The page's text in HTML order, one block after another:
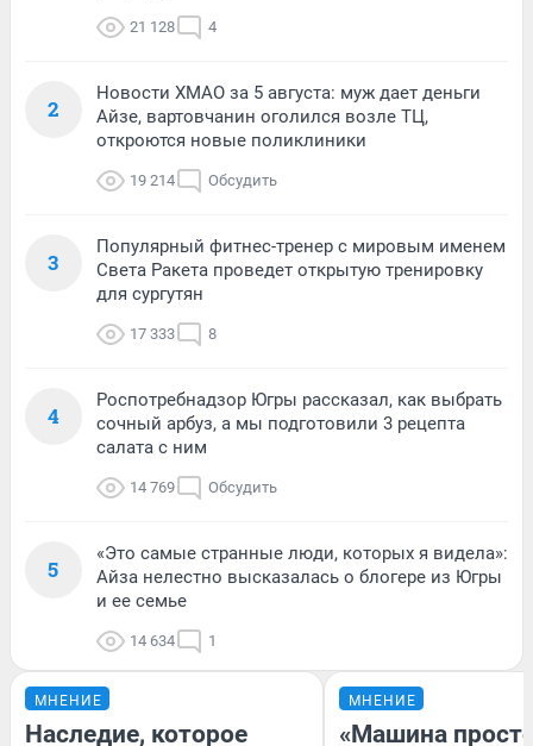
21 128 4
2
Новости ХМАО за 5 августа: муж дает деньги
Айзе, вартовчанин оголился возле ТЦ,
откроются новые поликлиники
19 214 Обсудить
3
Популярный фитнес-тренер с мировым именем
Света Ракета проведет открытую тренировку
для сургутян
17 333 8
4
Роспотребнадзор Югры рассказал, как выбрать
сочный арбуз, а мы подготовили 3 рецепта
салата с ним
14 769 Обсудить
5
«Это самые странные люди, которых я видела»:
Айза нелестно высказалась о блогере из Югры
и ее семье
14 634 1
МНЕНИЕ
Наследие, которое
МНЕНИЕ
«Машина